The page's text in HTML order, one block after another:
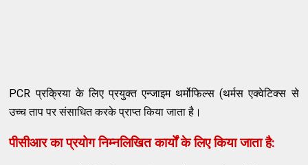
PCR प्रक्रिया के लिए प्रयुक्त एन्जाइम थर्मोफिल्स (थर्मस एक्वेटिक्स से
उच्च ताप पर संसाधित करके प्राप्त किया जाता है।
पीसीआर का प्रयोग निम्नलिखित कार्यों के लिए किया जाता है: